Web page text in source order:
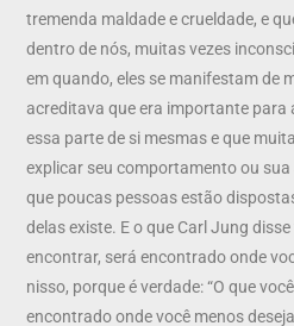
tremenda maldade e crueldade, e
dentro de nós, muitas vezes
em quando, eles se manifestam de
acreditava que era importante para
essa parte de si mesmas e que
explicar seu comportamento ou
que poucas pessoas estão
delas existe. E o que Carl Jung
encontrar, será encontrado onde
nisso, porque é verdade: “O que
encontrado onde você menos